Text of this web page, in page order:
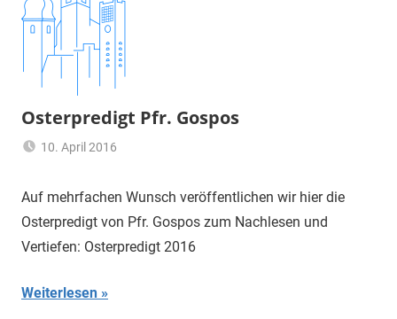
Osterpredigt Pfr. Gospos
10. April 2016
Themann
Auf mehrfachen Wunsch veröffentlichen wir hier die
Osterpredigt von Pfr. Gospos zum Nachlesen und
Vertiefen: Osterpredigt 2016
Weiterlesen